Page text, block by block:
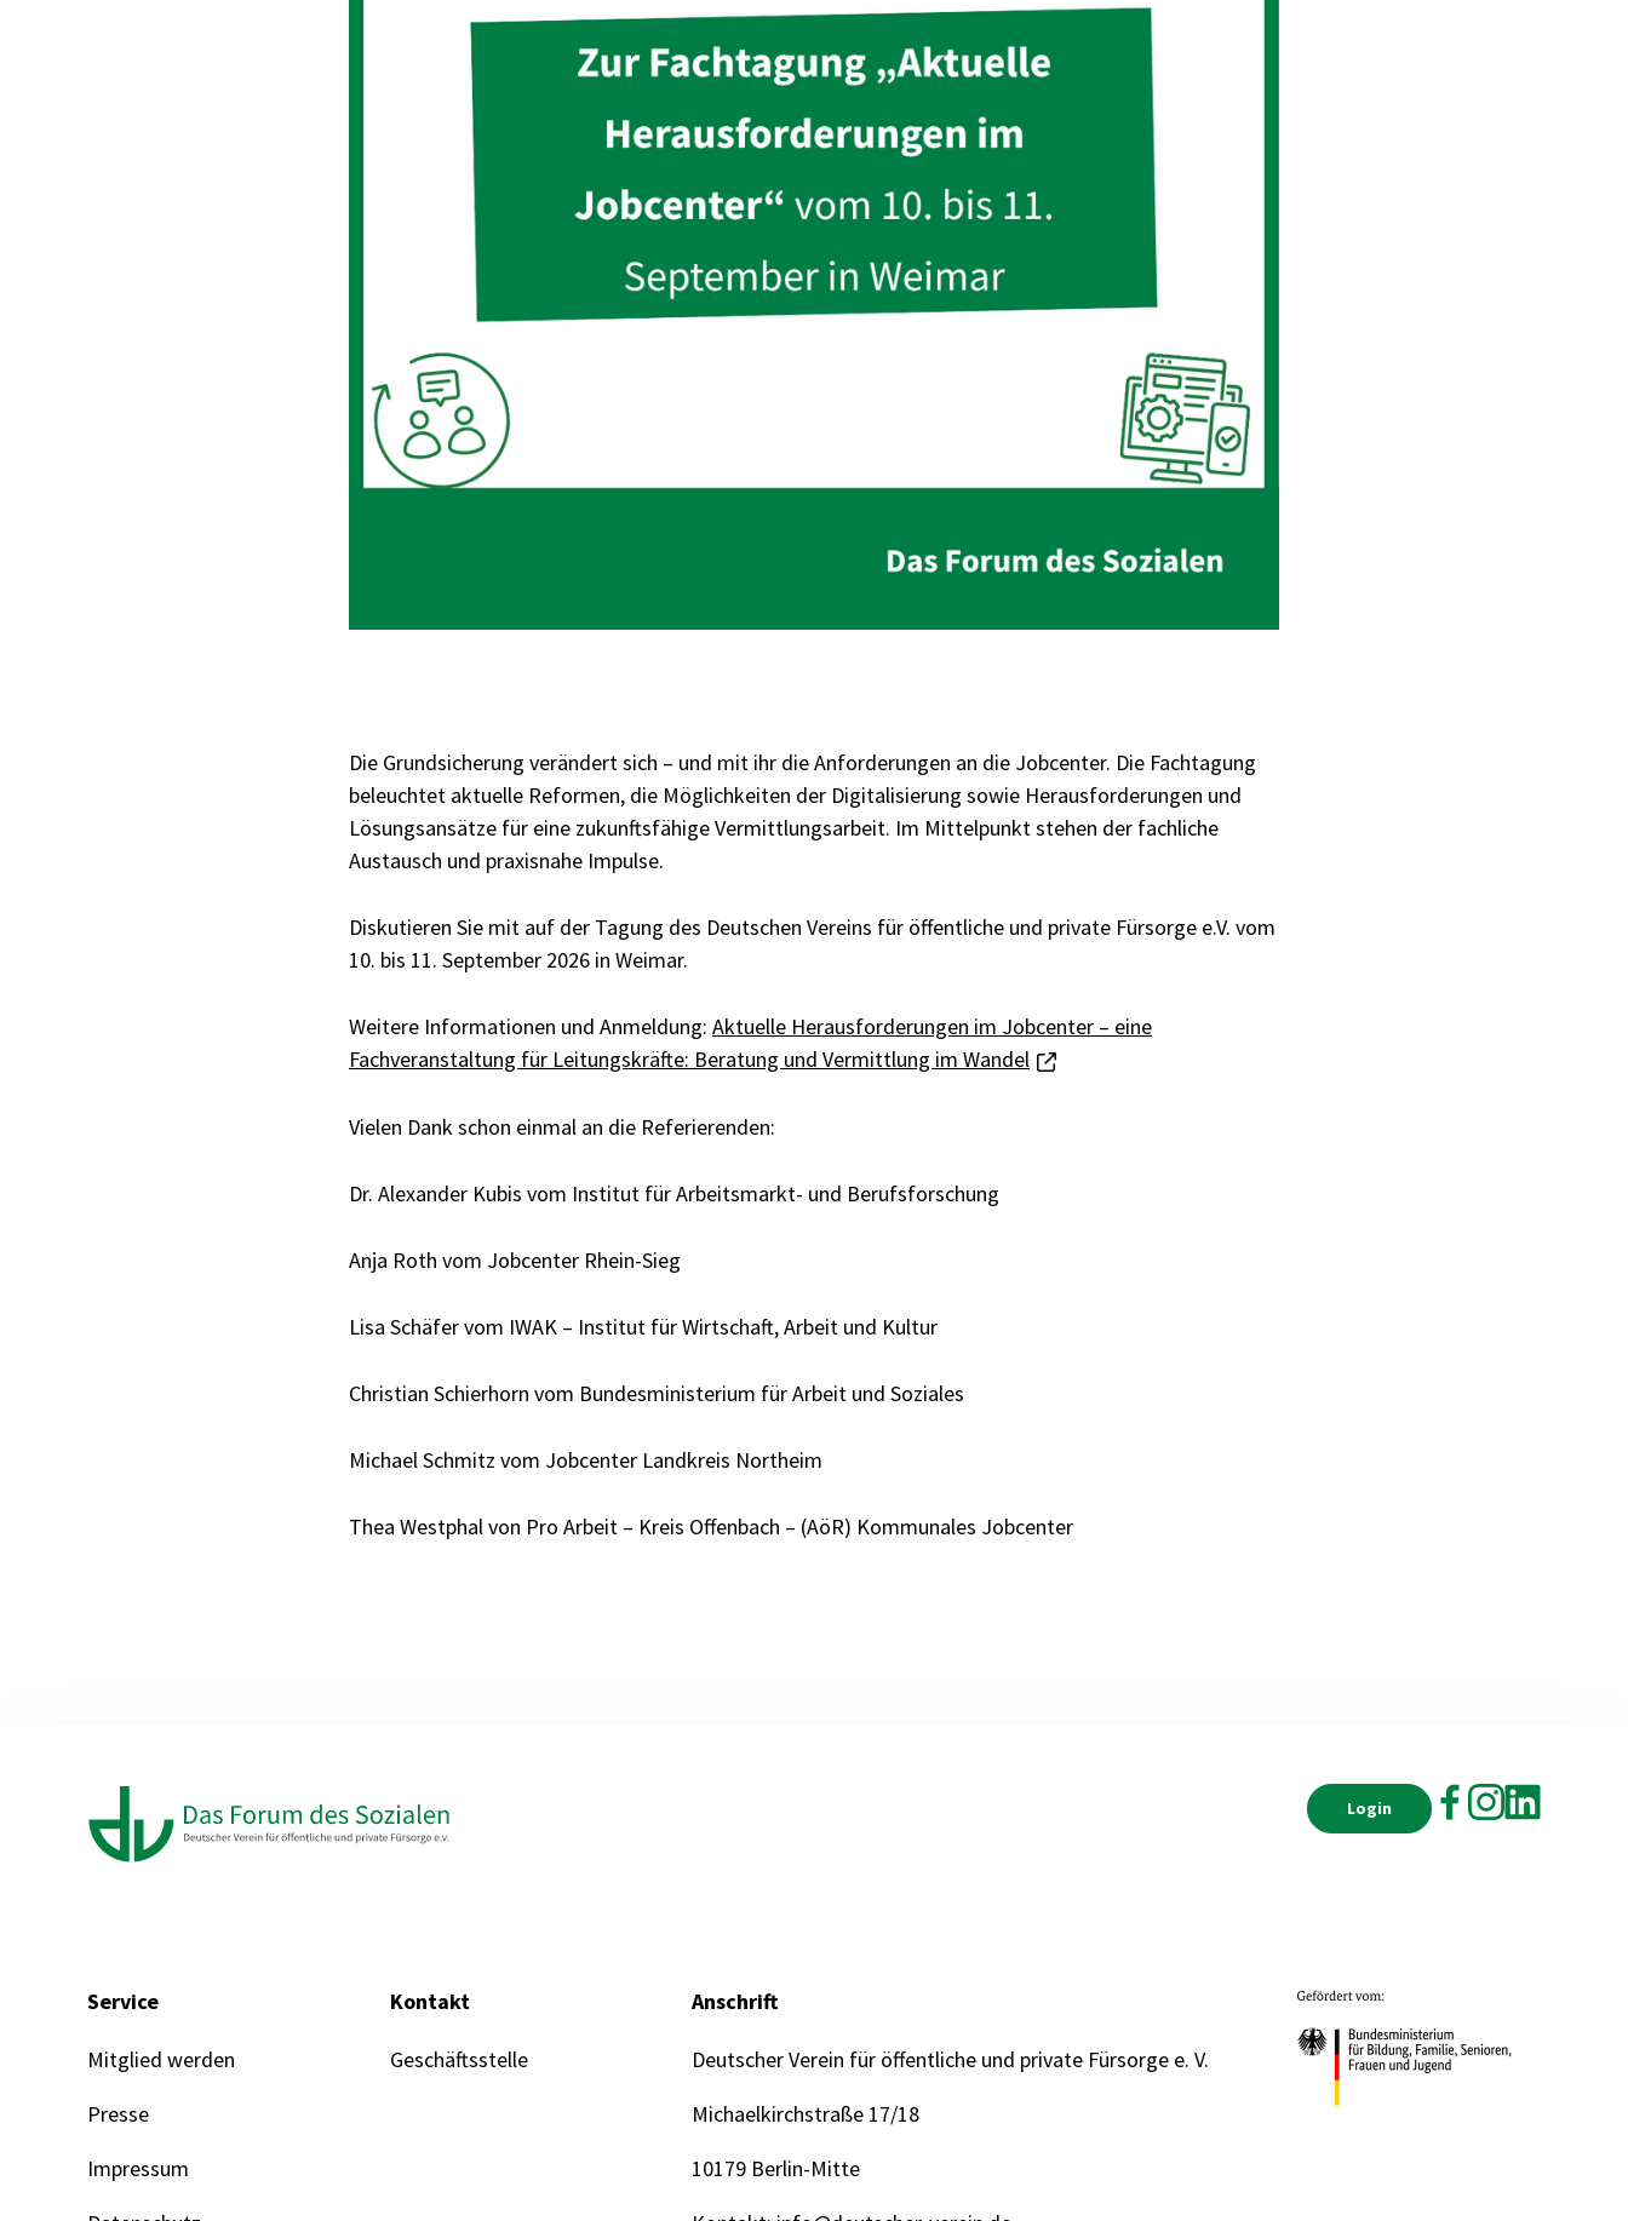
Die Grundsicherung verändert sich – und mit ihr die Anforderungen an die Jobcenter. Die Fachtagung
beleuchtet aktuelle Reformen, die Möglichkeiten der Digitalisierung sowie Herausforderungen und
Lösungsansätze für eine zukunftsfähige Vermittlungsarbeit. Im Mittelpunkt stehen der fachliche
Austausch und praxisnahe Impulse.
Diskutieren Sie mit auf der Tagung des Deutschen Vereins für öffentliche und private Fürsorge e.V. vom
10. bis 11. September 2026 in Weimar.
Weitere Informationen und Anmeldung: Aktuelle Herausforderungen im Jobcenter – eine
Fachveranstaltung für Leitungskräfte: Beratung und Vermittlung im Wandel
Vielen Dank schon einmal an die Referierenden:
Dr. Alexander Kubis vom Institut für Arbeitsmarkt- und Berufsforschung
Anja Roth vom Jobcenter Rhein-Sieg
Lisa Schäfer vom IWAK – Institut für Wirtschaft, Arbeit und Kultur
Christian Schierhorn vom Bundesministerium für Arbeit und Soziales
Michael Schmitz vom Jobcenter Landkreis Northeim
Thea Westphal von Pro Arbeit – Kreis Offenbach – (AöR) Kommunales Jobcenter
Login
Service
Mitglied werden
Presse
Impressum
Kontakt
Geschäftsstelle
Anschrift
Deutscher Verein für öffentliche und private Fürsorge e. V.
Michaelkirchstraße 17/18
10179 Berlin-Mitte